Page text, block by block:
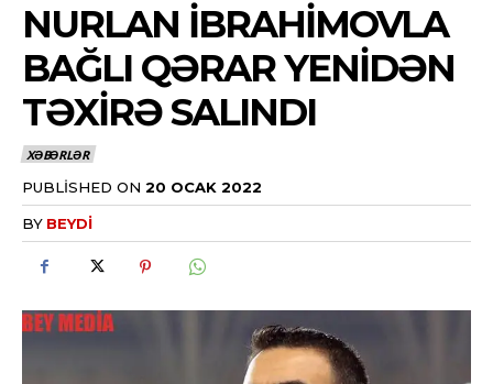
NURLAN İBRAHIMOVLA
BAĞLI QƏRAR YENIDƏN
TƏXIRƏ SALINDI
XƏBƏRLƏR
PUBLISHED ON 20 OCAK 2022
BY BEYDI